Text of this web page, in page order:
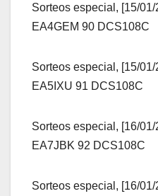
Sorteos especial, [15/01/
EA4GEM 90 DCS108C
Sorteos especial, [15/01/
EA5IXU 91 DCS108C
Sorteos especial, [16/01/
EA7JBK 92 DCS108C
Sorteos especial, [16/01/